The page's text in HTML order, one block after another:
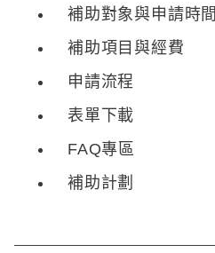
補助對象與申請時間
補助項目與經費
申請流程
表單下載
FAQ專區
補助計劃